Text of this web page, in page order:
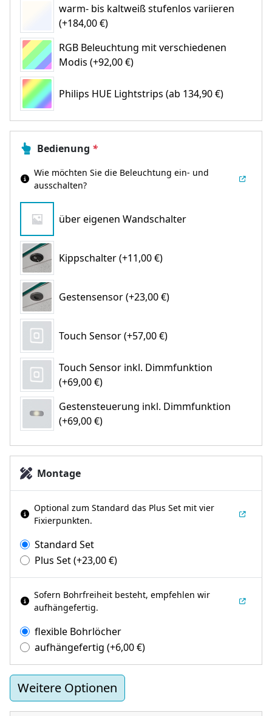
warm- bis kaltweiß stufenlos variieren
(+184,00 €)
RGB Beleuchtung mit verschiedenen
Modis (+92,00 €)
Philips HUE Lightstrips (ab 134,90 €)
Bedienung *
Wie möchten Sie die Beleuchtung ein- und
ausschalten?
über eigenen Wandschalter
Kippschalter (+11,00 €)
Gestensensor (+23,00 €)
Touch Sensor (+57,00 €)
Touch Sensor inkl. Dimmfunktion
(+69,00 €)
Gestensteuerung inkl. Dimmfunktion
(+69,00 €)
Montage
Optional zum Standard das Plus Set mit vier
Fixierpunkten.
Standard Set
Plus Set(+23,00€)
Sofern Bohrfreiheit besteht, empfehlen wir
aufhängefertig.
flexible Bohrlöcher
aufhängefertig (+6,00€)
Weitere Optionen